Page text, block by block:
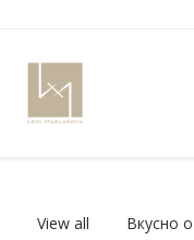
View all Вкусно